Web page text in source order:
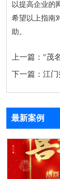
以提高企业的
希望以上指南
助。
上一篇： "茂
下一篇：江门
最新案例